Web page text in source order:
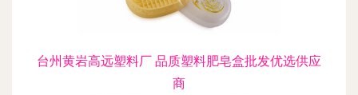
台州黄岩高远塑料厂 品质塑料肥皂盒批发优选供应
商